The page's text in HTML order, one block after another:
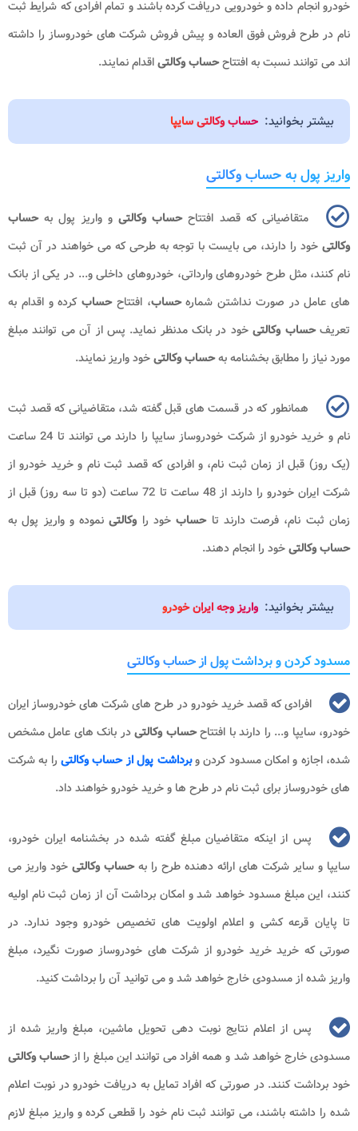
خودرو انجام داده و خودرویی دریافت کرده باشند و تمام افرادی که شرایط ثبت
نام در طرح فروش فوق العاده و پیش فروش شرکت های خودروساز را داشته
اند می توانند نسبت به افتتاححساب وکالتیاقدام نمایند.
بیشتر بخوانید: حساب وکالتی سایپا
واریز پول به حساب وکالتی
متقاضیانی که قصد افتتاححساب وکالتیو واریز پول بهحساب
وکالتی خود را دارند، می بایست با توجه به طرحی که می خواهند در آن ثبت
نام کنند، مثل طرح خودروهای وارداتی، خودروهای داخلی و... در یکی از بانک
های عامل در صورت نداشتن شمارهحساب، افتتاححسابکرده و اقدام به
تعریفحساب وکالتیخود در بانک مدنظر نماید. پس از آن می توانند مبلغ
مورد نیاز را مطابق بخشنامه بهحساب وکالتیخود واریز نمایند.
همانطور که در قسمت های قبل گفته شد، متقاضیانی که قصد ثبت
نام و خرید خودرو از شرکت خودروساز سایپا را دارند می توانند تا 24 ساعت
(یک روز) قبل از زمان ثبت نام، و افرادی که قصد ثبت نام و خرید خودرو از
شرکت ایران خودرو را دارند از 48 ساعت تا 72 ساعت (دو تا سه روز) قبل از
زمان ثبت نام، فرصت دارند تاحساب خود را وکالتی نموده و واریز پول به
حساب وکالتیخود را انجام دهند.
بیشتر بخوانید: واریز وجه ایران خودرو
مسدود کردن و برداشت پول از حساب وکالتی
افرادی که قصد خرید خودرو در طرح های شرکت های خودروساز ایران
خودرو، سایپا و... را دارند با افتتاححساب وکالتیدر بانک های عامل مشخص
شده، اجازه و امکان مسدود کردن وبرداشت پول از حساب وکالتی را به شرکت
های خودروساز برای ثبت نام در طرح ها و خرید خودرو خواهند داد.
پس از اینکه متقاضیان مبلغ گفته شده در بخشنامه ایران خودرو،
سایپا و سایر شرکت های ارائه دهنده طرح را بهحساب وکالتی خود واریز می
کنند، این مبلغ مسدود خواهد شد و امکان برداشت آن از زمان ثبت نام اولیه
تا پایان قرعه کشی و اعلام اولویت های تخصیص خودرو وجود ندارد. در
صورتی که خرید خرید خودرو از شرکت های خودروساز صورت نگیرد، مبلغ
واریز شده از مسدودی خارج خواهد شد و می توانید آن را برداشت کنید.
پس از اعلام نتایج نوبت دهی تحویل ماشین، مبلغ واریز شده از
مسدودی خارج خواهد شد و همه افراد می توانند این مبلغ را ازحساب وکالتی
خود برداشت کنند. در صورتی که افراد تمایل به دریافت خودرو در نوبت اعلام
شده را داشته باشند، می توانند ثبت نام خود را قطعی کرده و واریز مبلغ لازم